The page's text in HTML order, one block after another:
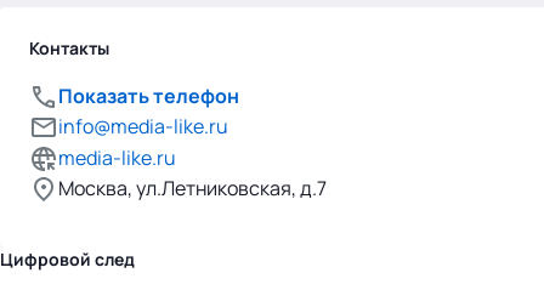
Контакты
Показать телефон
info@media-like.ru
media-like.ru
Москва, ул.Летниковская, д.7
Цифровой след